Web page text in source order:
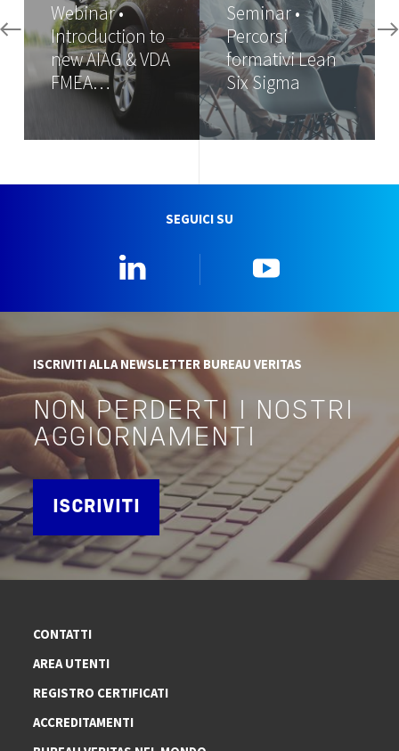
Webinar •
Introduction to
new AIAG & VDA
FMEA…
Seminar •
Percorsi
formativi Lean
Six Sigma
SEGUICI SU
ISCRIVITI ALLA NEWSLETTER BUREAU VERITAS
NON PERDERTI I NOSTRI
AGGIORNAMENTI
ISCRIVITI
CONTATTI
AREA UTENTI
REGISTRO CERTIFICATI
ACCREDITAMENTI